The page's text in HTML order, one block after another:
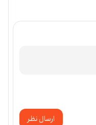
ارسال نظر